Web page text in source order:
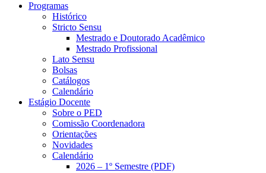
Programas
Histórico
Stricto Sensu
Mestrado e Doutorado Acadêmico
Mestrado Profissional
Lato Sensu
Bolsas
Catálogos
Calendário
Estágio Docente
Sobre o PED
Comissão Coordenadora
Orientações
Novidades
Calendário
2026 – 1º Semestre (PDF)